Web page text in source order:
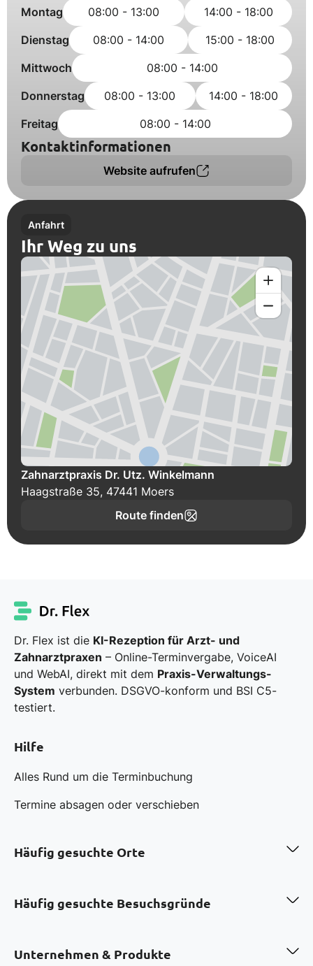
Montag 08:00 - 13:00
14:00 - 18:00
Dienstag
08:00 - 14:00
15:00 - 18:00
Mittwoch
08:00 - 14:00
Donnerstag
08:00 - 13:00
14:00 - 18:00
Freitag
08:00 - 14:00
Kontaktinformationen
Website aufrufen
Anfahrt
Ihr Weg zu uns
Zahnarztpraxis Dr. Utz. Winkelmann
Haagstraße 35, 47441 Moers
Route finden
Dr. Flex ist die KI-Rezeption für Arzt- und
Zahnarztpraxen – Online-Terminvergabe, VoiceAI
und WebAI, direkt mit dem Praxis-Verwaltungs-
System verbunden. DSGVO-konform und BSI C5-
testiert.
Hilfe
Alles Rund um die Terminbuchung
Termine absagen oder verschieben
Häufig gesuchte Orte
Zahnarzt in Hamburg
Zahnarzt in München
Zahnarzt in Düsseldorf
Häufig gesuchte Besuchsgründe
Bleaching in München
Invisalign in Düsseldorf
Unternehmen & Produkte